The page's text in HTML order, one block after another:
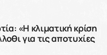
«Η κλιματική κρίση
για τις αποτυχίες